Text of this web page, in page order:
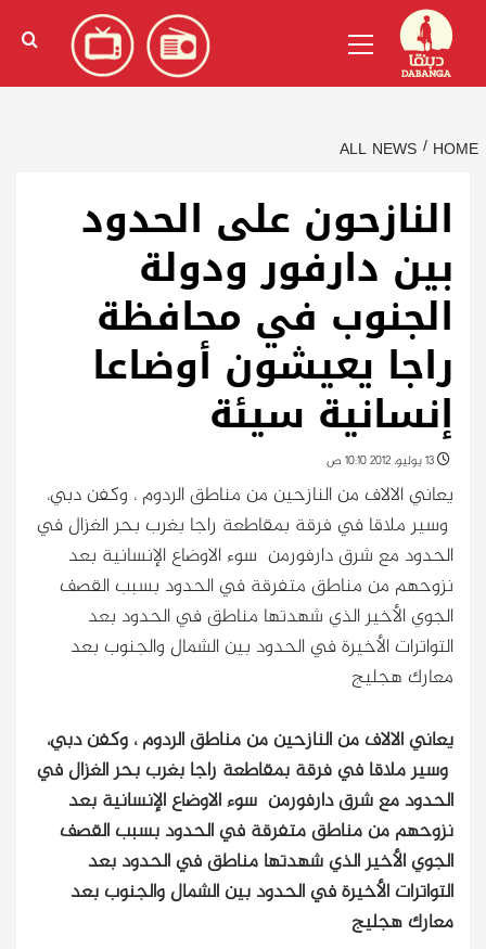
content
الإنجليزية)
Menu
HOME
ALL NEWS
النازحون على الحدود
بين دارفور ودولة
الجنوب في محافظة
راجا يعيشون أوضاعا
إنسانية سيئة
يعاني الالاف من النازحين من مناطق الردوم ، وكفن دبي،
وسير ملاقا في فرقة بمقاطعة راجا بغرب بحر الغزال في
الحدود مع شرق دارفورمن سوء الاوضاع الإنسانية بعد
نزوحهم من مناطق متفرقة في الحدود بسبب القصف
الجوي الأخير الذي شهدتها مناطق في الحدود بعد
التواترات الأخيرة في الحدود بين الشمال والجنوب بعد
معارك هجليج
يعاني الالاف من النازحين من مناطق الردوم ، وكفن دبي،
وسير ملاقا في فرقة بمقاطعة راجا بغرب بحر الغزال في
الحدود مع شرق دارفورمن سوء الاوضاع الإنسانية بعد
نزوحهم من مناطق متفرقة في الحدود بسبب القصف
الجوي الأخير الذي شهدتها مناطق في الحدود بعد
التواترات الأخيرة في الحدود بين الشمال والجنوب بعد
معارك هجليج